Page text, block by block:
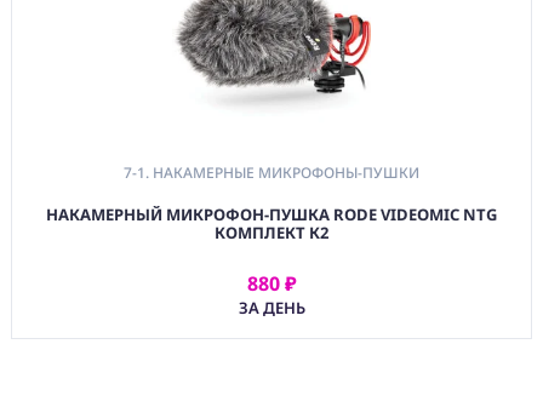
7-1. НАКАМЕРНЫЕ МИКРОФОНЫ-ПУШКИ
НАКАМЕРНЫЙ МИКРОФОН-ПУШКА RODE VIDEOMIC NTG
КОМПЛЕКТ К2
880 ₽
ЗА ДЕНЬ
АРЕНДОВАТЬ